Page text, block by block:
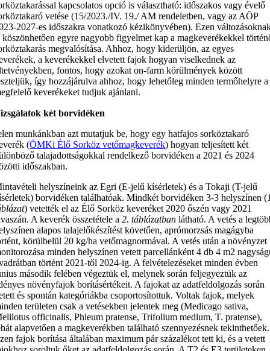
kapcsolatos opció is választható: időszakos vagy évelő
vetése (15/2023./IV. 19./ AM rendeletben, vagy az AÖP
2027-es időszakra vonatkozó kézikönyvében). Ezen
köszönhetően egyre nagyobb figyelmet kap a magkeverékekkel
megvalósítása. Ahhoz, hogy kiderüljön, az egyes
a keverékekkel elvetett fajok hogyan viselkednek az
fontos, hogy azokat on-farm körülmények között
így hozzájárulva ahhoz, hogy lehetőleg minden termőhelyre a
keverékeket tudjuk ajánlani.
két borvidéken
munkánkban azt mutatjuk be, hogy egy hatfajos sorköztakaró
(ÖMKi Élő Sorköz vetőmagkeverék) hogyan teljesített két
talajadottságokkal rendelkező borvidéken a 2021 és 2024
időszakban.
helyszíneink az Egri (E-jelű kísérletek) és a Tokaji (T-jelű
borvidéken találhatóak. Mindkét borvidéken 3-3 helyszínen (
) vetették el az Élő Sorköz keveréket 2020 őszén vagy 2021
A keverék összetétele a2. táblázatban látható. A vetés a
alapos talajelőkészítést követően, aprómorzsás magágyba
körülbelül 20 kg/ha vetőmagnormával. A vetés után a növényzet
minden helyszínen vetett parcellánként 4 db 4 m2
történt 2021-től 2024-ig. A felvételezéseket minden évben
második felében végeztük el, melynek során feljegyeztük az
növényfajok borításértékeit. A fajokat az adatfeldolgozás során
és spontán kategóriákba csoportosítottuk. Voltak fajok, melyek
területen csak a vetésekben jelentek meg (Medicago sativa,
officinalis, Phleum pratense, Trifolium medium, T. pratense),
alapvetően a magkeverékben található szennyezésnek tekinthetőek.
fajok borítása általában maximum pár százalékot tett ki, és a vetett